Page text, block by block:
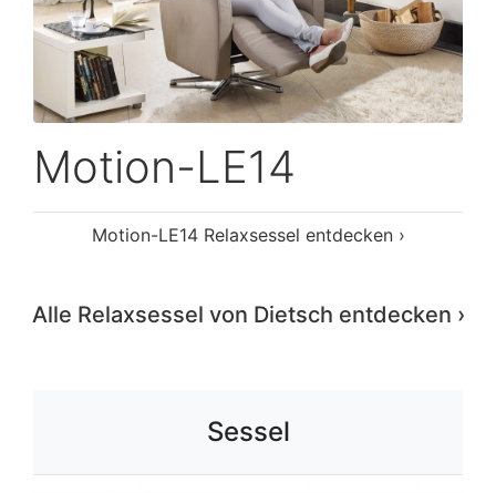
Motion-LE14
Motion-LE14 Relaxsessel entdecken ›
Alle Relaxsessel von Dietsch entdecken ›
Sessel